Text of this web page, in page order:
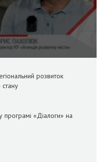
розвиток
«Діалоги» на